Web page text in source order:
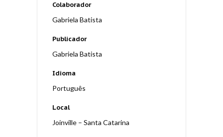
Colaborador
Gabriela Batista
Publicador
Gabriela Batista
Idioma
Português
Local
Joinville – Santa Catarina